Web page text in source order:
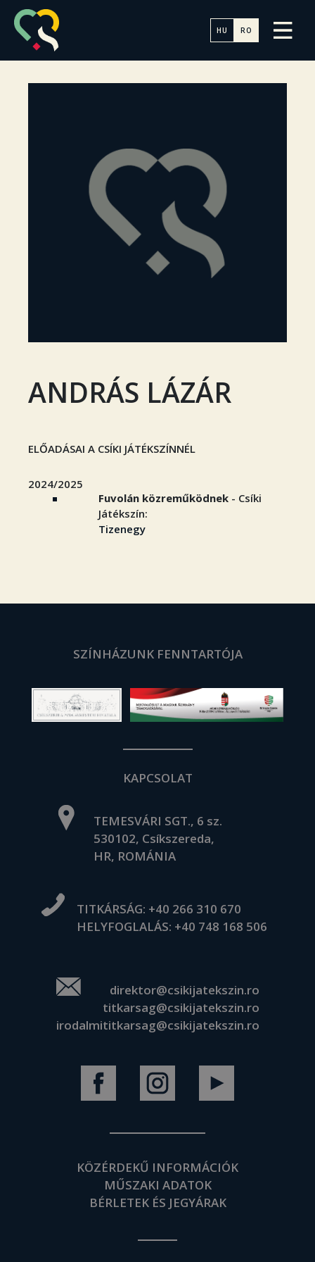
HU RO
ANDRÁS LÁZÁR
ELŐADÁSAI A CSÍKI JÁTÉKSZÍNNÉL
2024/2025
Fuvolán közreműködnek - Csíki
Játékszín:
Tizenegy
SZÍNHÁZUNK FENNTARTÓJA
KAPCSOLAT
TEMESVÁRI SGT., 6 sz.
530102, Csíkszereda,
HR, ROMÁNIA
TITKÁRSÁG: +40 266 310 670
HELYFOGLALÁS: +40 748 168 506
direktor@csikijatekszin.ro
titkarsag@csikijatekszin.ro
irodalmititkarsag@csikijatekszin.ro
KÖZÉRDEKŰ INFORMÁCIÓK
MŰSZAKI ADATOK
BÉRLETEK ÉS JEGYÁRAK